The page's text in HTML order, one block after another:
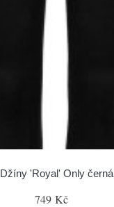
Džíny 'Royal' Only černá
749 Kč